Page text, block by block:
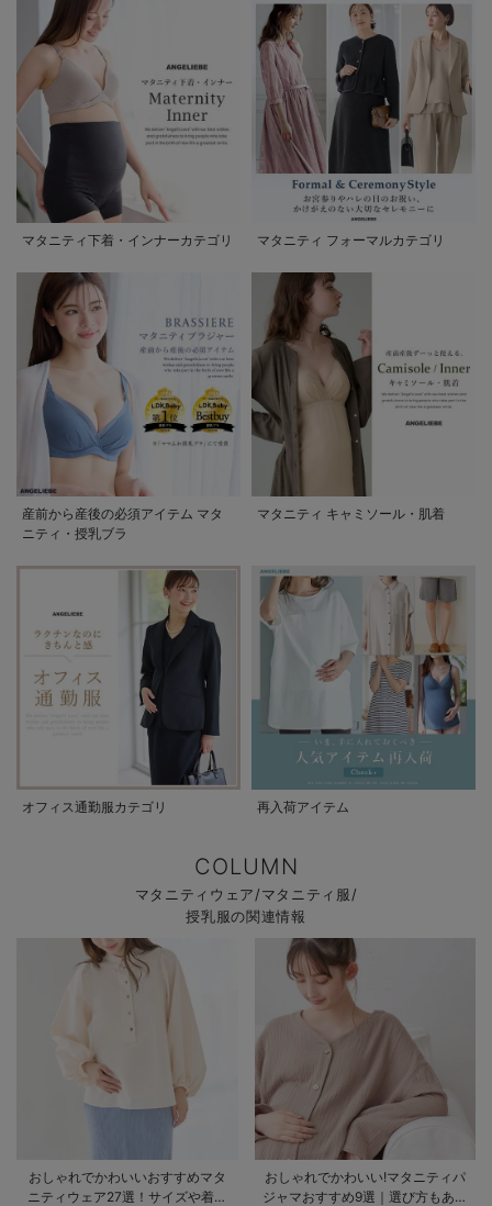
マタニティ下着・インナーカテゴリ マタニティ フォーマルカテゴリ
産前から産後の必須アイテム マタ
ニティ・授乳ブラ
マタニティ キャミソール・肌着
オフィス通勤服カテゴリ 再入荷アイテム
COLUMN
マタニティウェア/マタニティ服/
授乳服の関連情報
おしゃれでかわいいおすすめマタ
ニティウェア27選！サイズや着る
おしゃれでかわいい!マタニティパ
ジャマおすすめ9選｜選び方もあわ